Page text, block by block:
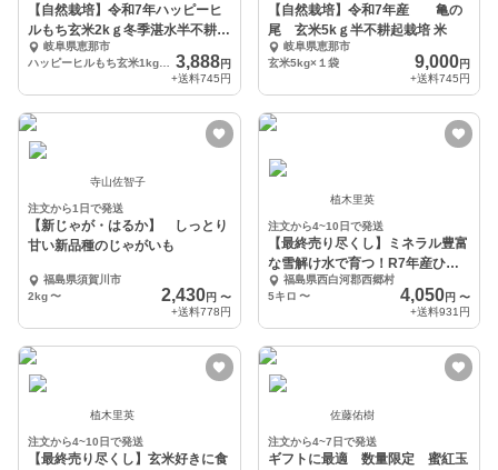
【自然栽培】令和7年ハッピーヒ
ルもち玄米2kｇ冬季湛水半不耕起
栽培岐阜県恵那市
3,888円
+送料745円
【自然栽培】令和7年産 亀の
尾 玄米5kｇ半不耕起栽培 米
岐阜県恵那市
玄米5kg×１袋
9,000円
+送料745円
寺山佐智子
注文から1日で発送
【新じゃが・はるか】 しっとり
甘い新品種のじゃがいも
福島県須賀川市
2kg〜 2,430円 〜
+送料778円
植木里英
注文から4~10日で発送
【最終売り尽くし】ミネラル豊富
な雪解け水で育つ！R7年産ひと
めぼれ / 白米
福島県西白河郡西郷村
5キロ 〜 4,050円 〜
+送料931円
植木里英
注文から4~10日で発送
【最終売り尽くし】玄米好きに食
佐藤佑樹
注文から4~7日で発送
ギフトに最適 数量限定 蜜紅玉